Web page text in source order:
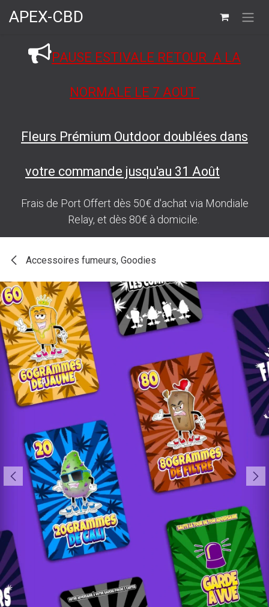
APEX-CBD
PAUSE ESTIVALE RETOUR A LA
NORMALE LE 7 AOUT
Fleurs Prémium Outdoor doublées dans
votre commande jusqu'au 31 Août
Frais de Port Offert dès 50€ d'achat via Mondiale
Relay, et dès 80€ à domicile.
Accessoires fumeurs, Goodies